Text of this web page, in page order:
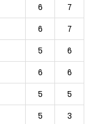
6
7
6
7
5
6
6
6
5
5
5
3